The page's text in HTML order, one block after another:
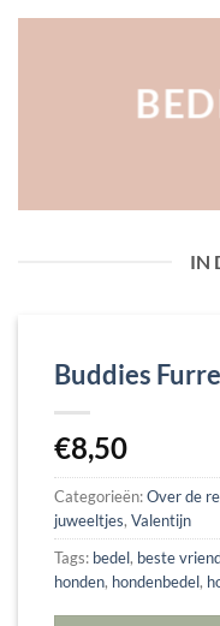
IN
Buddies
€8,50
Categorieën:Over de
juweeltjes, Valentijn
Tags: bedel, beste
honden, hondenbedel,